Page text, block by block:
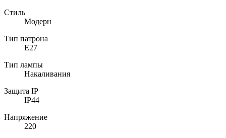
Стиль
Модерн
Тип патрона
E27
Тип лампы
Накаливания
Защита IP
IP44
Напряжение
220